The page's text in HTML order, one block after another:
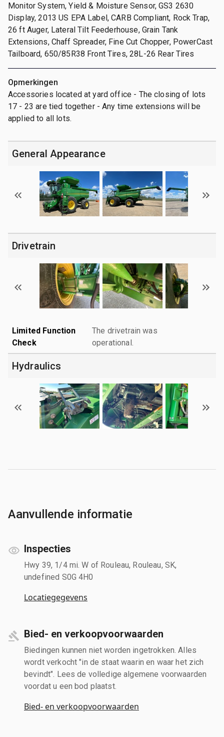
Monitor System, Yield & Moisture Sensor, GS3 2630
Display, 2013 US EPA Label, CARB Compliant, Rock Trap,
26 ft Auger, Lateral Tilt Feederhouse, Grain Tank
Extensions, Chaff Spreader, Fine Cut Chopper, PowerCast
Tailboard, 650/85R38 Front Tires, 28L-26 Rear Tires
Opmerkingen
Accessories located at yard office - The closing of lots
17 - 23 are tied together - Any time extensions will be
applied to all lots.
General Appearance
Drivetrain
Limited Function
Check
The drivetrain was
operational.
Hydraulics
Aanvullende informatie
Inspecties
Hwy 39, 1/4 mi. W of Rouleau, Rouleau, SK,
undefined S0G 4H0
Locatiegegevens
Bied- en verkoopvoorwaarden
Biedingen kunnen niet worden ingetrokken. Alles
wordt verkocht "in de staat waarin en waar het zich
bevindt". Lees de volledige algemene voorwaarden
voordat u een bod plaatst.
Bied- en verkoopvoorwaarden